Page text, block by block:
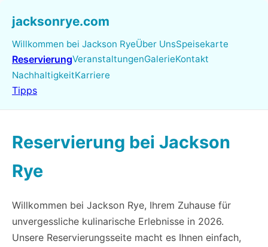
jacksonrye.com
Willkommen bei Jackson RyeÜber UnsSpeisekarte
ReservierungVeranstaltungenGalerieKontakt
NachhaltigkeitKarriere
Tipps
Reservierung bei Jackson
Rye
Willkommen bei Jackson Rye, Ihrem Zuhause für
unvergessliche kulinarische Erlebnisse in 2026.
Unsere Reservierungsseite macht es Ihnen einfach,